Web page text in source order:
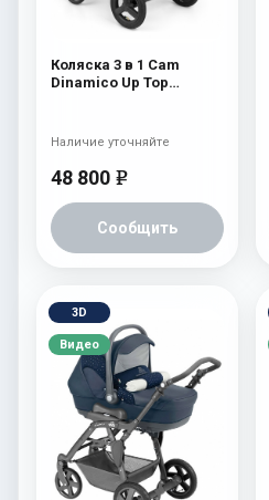
Коляска 3 в 1 Cam
Dinamico Up Top
48 800 e
Сообщить
Наличие уточняйте
3D
Видео